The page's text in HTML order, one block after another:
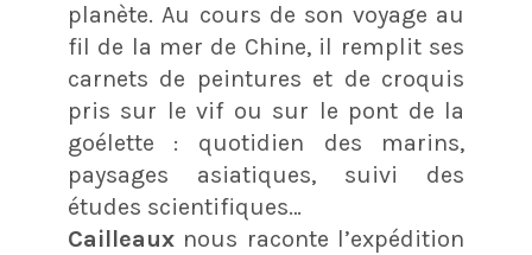
planète. Au cours de son voyage au
fil de la mer de Chine, il remplit ses
carnets de peintures et de croquis
pris sur le vif ou sur le pont de la
goélette : quotidien des marins,
paysages asiatiques, suivi des
études scientifiques…
Cailleaux nous raconte l’expédition